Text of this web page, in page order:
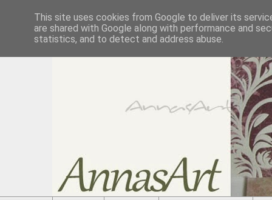
This site uses cookies from Google to deliver its
are shared with Google along with performance and
statistics, and to detect and address abuse.